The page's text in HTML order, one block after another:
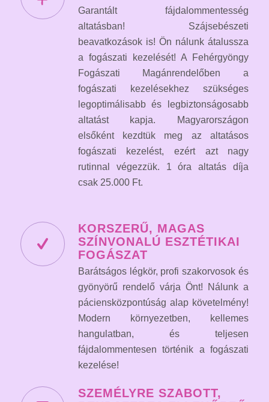
Garantált fájdalommentesség
altatásban! Szájsebészeti
beavatkozások is! Ön nálunk átalussza
a fogászati kezelését! A Fehérgyöngy
Fogászati Magánrendelőben a
fogászati kezelésekhez szükséges
legoptimálisabb és legbiztonságosabb
altatást kapja. Magyarországon
elsőként kezdtük meg az altatásos
fogászati kezelést, ezért azt nagy
rutinnal végezzük. 1 óra altatás díja
csak 25.000 Ft.
KORSZERŰ, MAGAS
SZÍNVONALÚ ESZTÉTIKAI
FOGÁSZAT
Barátságos légkör, profi szakorvosok és
gyönyörű rendelő várja Önt! Nálunk a
páciensközpontúság alap követelmény!
Modern környezetben, kellemes
hangulatban, és teljesen
fájdalommentesen történik a fogászati
kezelése!
SZEMÉLYRE SZABOTT,